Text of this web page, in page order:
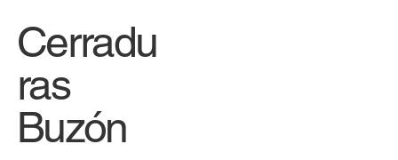
Cerradu
ras
Buzón